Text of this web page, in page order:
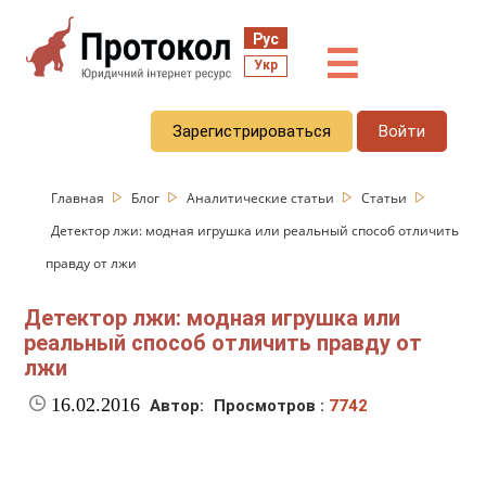
Рус
Укр ☰
Зарегистрироваться Войти
Главная Блог Аналитические статьи
Статьи
Детектор лжи: модная игрушка или реальный способ отличить
правду от лжи
Детектор лжи: модная игрушка или
реальный способ отличить правду от
лжи
16.02.2016 Автор: Просмотров : 7742